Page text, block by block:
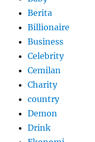
Berita
Billionaire
Business
Celebrity
Cemilan
Charity
country
Demon
Drink